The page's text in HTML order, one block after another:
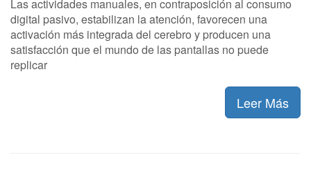
Las actividades manuales, en contraposición al consumo
digital pasivo, estabilizan la atención, favorecen una
activación más integrada del cerebro y producen una
satisfacción que el mundo de las pantallas no puede
replicar
Leer Más